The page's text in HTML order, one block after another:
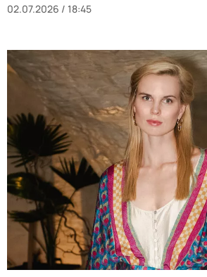
02.07.2026 / 18:45